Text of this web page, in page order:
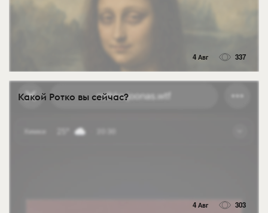
4 Авг 337
Какой Ротко вы сейчас?
4 Авг 303